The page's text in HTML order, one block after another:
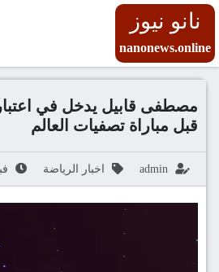
نانو نيوز
nanonews.online
مصطفى قابيل يدخل في
قبل مباراة تصفيات العالم
admin اخبار الرياضة